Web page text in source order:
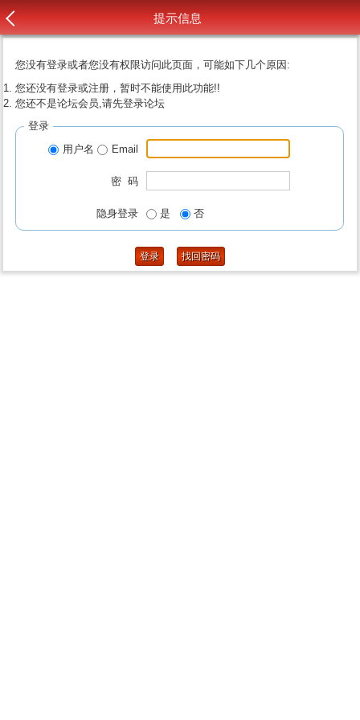
提示信息
您没有登录或者您没有权限访问此页面，可能如下几个原因:
您还没有登录或注册，暂时不能使用此功能!!
您还不是论坛会员,请先登录论坛
登录
用户名
Email
密 码
隐身登录 是 否